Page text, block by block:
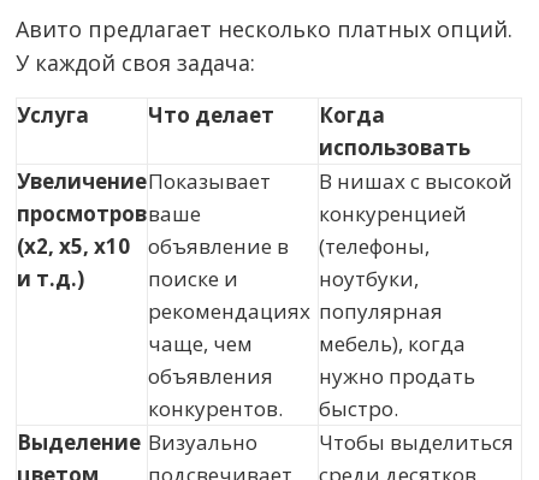
Авито предлагает несколько платных опций.
У каждой своя задача:
Услуга Что делает
Когда
использовать
Увеличение
просмотров
(x2, x5, x10
и т.д.)
Показывает
ваше
объявление в
поиске и
рекомендациях
чаще, чем
объявления
конкурентов.
В нишах с высокой
конкуренцией
(телефоны,
ноутбуки,
популярная
мебель), когда
нужно продать
быстро.
Выделение
цветом
Визуально
подсвечивает
Чтобы выделиться
среди десятков